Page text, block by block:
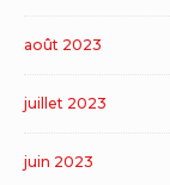
août 2023
juillet 2023
juin 2023